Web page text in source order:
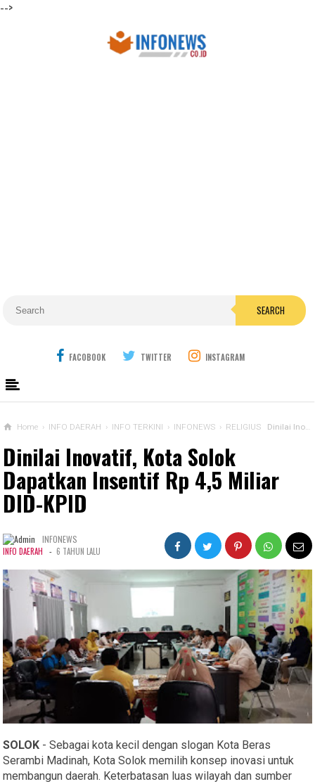
-->
SEARCH
FACOBOOK TWITTER INSTAGRAM
Home › INFO DAERAH › INFO TERKINI › INFONEWS › RELIGIUS Dinilai Inovatif, Kota Solok Dapatkan Insentif Rp 4,5 Miliar DID-KPID
Dinilai Inovatif, Kota Solok
Dapatkan Insentif Rp 4,5 Miliar
DID-KPID
INFONEWS
INFO DAERAH - 6 TAHUN LALU
SOLOK - Sebagai kota kecil dengan slogan Kota Beras
Serambi Madinah, Kota Solok memilih konsep inovasi untuk
membangun daerah. Keterbatasan luas wilayah dan sumber